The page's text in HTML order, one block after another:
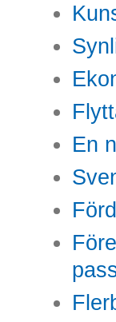
En